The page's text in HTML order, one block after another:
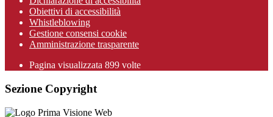
Obiettivi di accessibilità
Whistleblowing
Gestione consensi cookie
Amministrazione trasparente
Pagina visualizzata 899 volte
Sezione Copyright